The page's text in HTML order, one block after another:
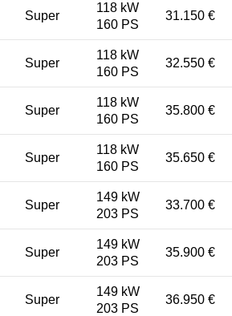
Super
118 kW
160 PS
31.150 €
Super
118 kW
160 PS
32.550 €
Super
118 kW
160 PS
35.800 €
Super
118 kW
160 PS
35.650 €
Super
149 kW
203 PS
33.700 €
Super
149 kW
203 PS
35.900 €
Super
149 kW
203 PS
36.950 €